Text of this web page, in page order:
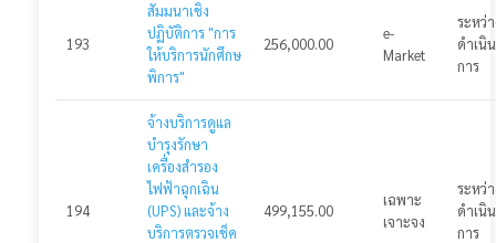
193
สัมมนาเชิง
ปฏิบัติการ "การ
ให้บริการนักศึกษ
พิการ"
256,000.00
e-
Market
ระหว่
ดำเนิน
การ
194
จ้างบริการดูแล
บำรุงรักษา
เครื่องสำรอง
ไฟฟ้าฉุกเฉิน
(UPS) และจ้าง
บริการตรวจเช็ค
499,155.00
เฉพาะ
เจาะจง
ระหว่
ดำเนิน
การ